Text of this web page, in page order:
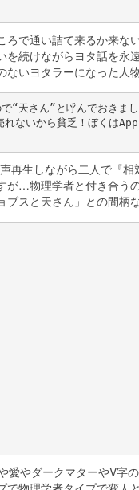
で通い詰て来るか来な
続けながらヨタ話を
いヨタラーになった人
天さん”と呼んでおきま
ないから貧乏！ぼくは
生しながら二人で『相
…物理学者と付き合う
ブスと天さん」との間柄
やダークマターやV字